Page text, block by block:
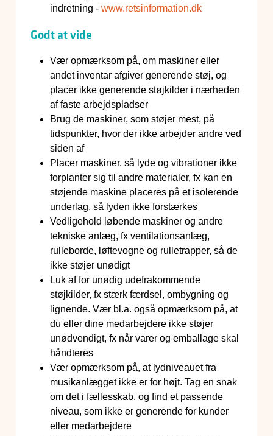
indretning - www.retsinformation.dk
Godt at vide
Vær opmærksom på, om maskiner eller
andet inventar afgiver generende støj, og
placer ikke generende støjkilder i nærheden
af faste arbejdspladser
Brug de maskiner, som støjer mest, på
tidspunkter, hvor der ikke arbejder andre ved
siden af
Placer maskiner, så lyde og vibrationer ikke
forplanter sig til andre materialer, fx kan en
støjende maskine placeres på et isolerende
underlag, så lyden ikke forstærkes
Vedligehold løbende maskiner og andre
tekniske anlæg, fx ventilationsanlæg,
rulleborde, løftevogne og rulletrapper, så de
ikke støjer unødigt
Luk af for unødig udefrakommende
støjkilder, fx stærk færdsel, ombygning og
lignende. Vær bl.a. også opmærksom på, at
du eller dine medarbejdere ikke støjer
unødvendigt, fx når varer og emballage skal
håndteres
Vær opmærksom på, at lydniveauet fra
musikanlægget ikke er for højt. Tag en snak
om det i fællesskab, og find et passende
niveau, som ikke er generende for kunder
eller medarbejdere